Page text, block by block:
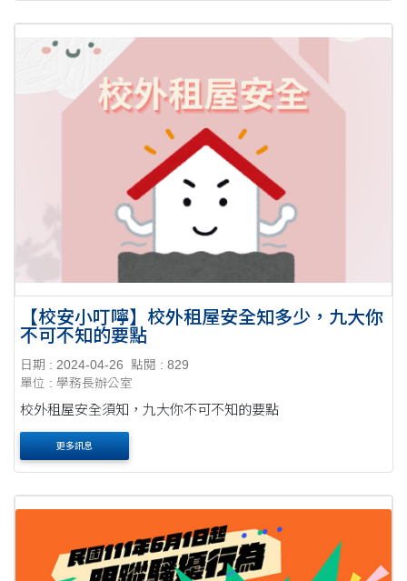
【校安小叮嚀】校外租屋安全知多少，九大你
不可不知的要點
日期 : 2024-04-26
點閱 : 829
單位 : 學務長辦公室
校外租屋安全須知，九大你不可不知的要點
更多訊息